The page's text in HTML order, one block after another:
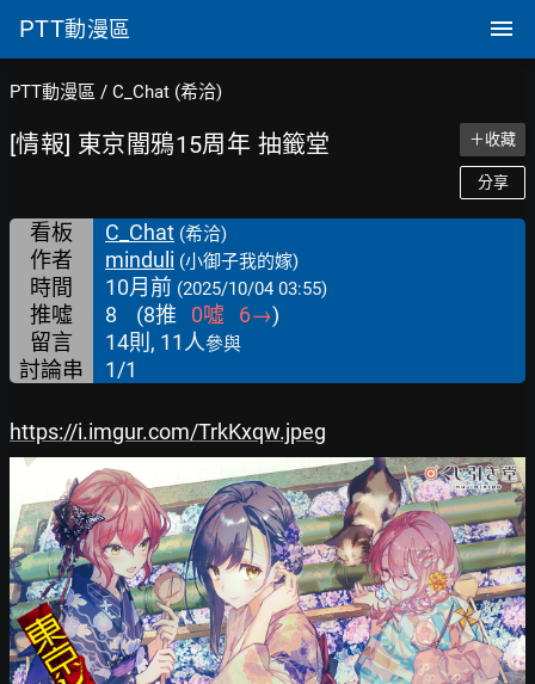
PTT動漫區
PTT動漫區 / C_Chat (希洽)
[情報] 東京闇鴉15周年 抽籤堂 ＋收藏
分享
看板 C_Chat (希洽)
作者 minduli (小御子我的嫁)
時間 10月前 (2025/10/04 03:55)
推噓 8 (8推 0噓 6→)
留言
14則, 11人參與
討論串 1/1
https://i.imgur.com/TrkKxqw.jpeg